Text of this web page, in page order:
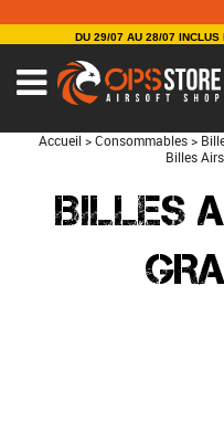
DU 29/07 AU 28/07 INCLUS
Accueil > Consommables >
Billes
BILLES